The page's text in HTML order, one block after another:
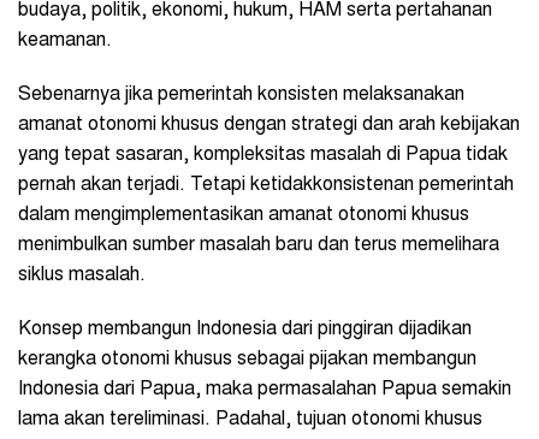
budaya, politik, ekonomi, hukum, HAM serta pertahanan
keamanan.
Sebenarnya jika pemerintah konsisten melaksanakan
amanat otonomi khusus dengan strategi dan arah kebijakan
yang tepat sasaran, kompleksitas masalah di Papua tidak
pernah akan terjadi. Tetapi ketidakkonsistenan pemerintah
dalam mengimplementasikan amanat otonomi khusus
menimbulkan sumber masalah baru dan terus memelihara
siklus masalah.
Konsep membangun Indonesia dari pinggiran dijadikan
kerangka otonomi khusus sebagai pijakan membangun
Indonesia dari Papua, maka permasalahan Papua semakin
lama akan tereliminasi. Padahal, tujuan otonomi khusus